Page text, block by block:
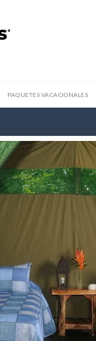
PAQUETES VACACIONALES